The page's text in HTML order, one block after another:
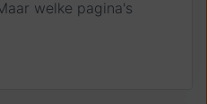
welke pagina's